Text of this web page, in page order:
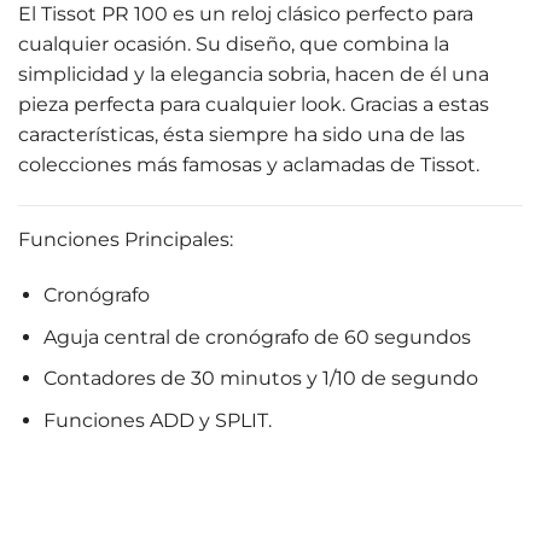
El Tissot PR 100 es un reloj clásico perfecto para
cualquier ocasión. Su diseño, que combina la
simplicidad y la elegancia sobria, hacen de él una
pieza perfecta para cualquier look. Gracias a estas
características, ésta siempre ha sido una de las
colecciones más famosas y aclamadas de Tissot.
Funciones Principales:
Cronógrafo
Aguja central de cronógrafo de 60 segundos
Contadores de 30 minutos y 1/10 de segundo
Funciones ADD y SPLIT.